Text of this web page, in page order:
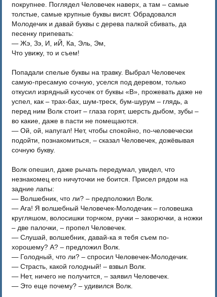
покрупнее. Поглядел Человечек наверх, а там – самые
толстые, самые крупные буквы висят. Обрадовался
Молодечик и давай буквы с дерева палкой сбивать, да
песенку припевать:
— Жэ, Зэ, И, иЙ, Ка, Эль, Эм,
Что увижу, то и съем!
Попадали спелые буквы на травку. Выбрал Человечек
самую-пресамую сочную, уселся под деревом, только
откусил изрядный кусочек от буквы «В», прожевать даже не
успел, как – трах-бах, шум-треск, бум-шурум – глядь, а
перед ним Волк стоит – глаза горят, шерсть дыбом, зубы –
во какие, даже в пасти не помещаются.
— Ой, ой, напугал! Нет, чтобы спокойно, по-человечески
подойти, познакомиться, – сказал Человечек, дожёвывая
сочную букву.
Волк опешил, даже рычать передумал, увидел, что
незнакомец его ничуточки не боится. Присел рядом на
задние лапы:
— Волшебник, что ли? – предположил Волк.
— Ага! Я волшебный Человечек-Молодечик – головешка
кругляшом, волосишки торчком, ручки – закорючки, а ножки
– две палочки, – пропел Человечек.
— Слушай, волшебник, давай-ка я тебя съем по-
хорошему? А? – предложил Волк.
— Голодный, что ли? – спросил Человечек-Молодечик.
— Страсть, какой голодный! – взвыл Волк.
— Нет, ничего не получится, – заявил Человечек.
— Это еще почему? – удивился Волк.